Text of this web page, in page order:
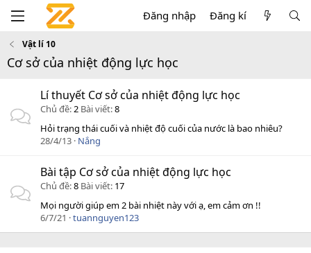
Đăng nhập Đăng kí
Vật lí 10
Cơ sở của nhiệt động lực học
Lí thuyết Cơ sở của nhiệt động lực học
Chủ đề 2 Bài viết 8
Hỏi trạng thái cuối và nhiệt độ cuối của nước là bao nhiêu?
28/4/13 Nắng
Bài tập Cơ sở của nhiệt động lực học
Chủ đề 8 Bài viết 17
Mọi người giúp em 2 bài nhiệt này với ạ, em cảm ơn !!
6/7/21
tuannguyen123